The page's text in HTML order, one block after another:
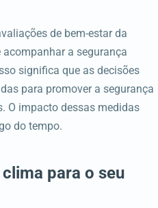
de bem-estar da
a segurança
significa que as decisões
para promover a segurança
O impacto dessas medidas
do tempo.
para o seu